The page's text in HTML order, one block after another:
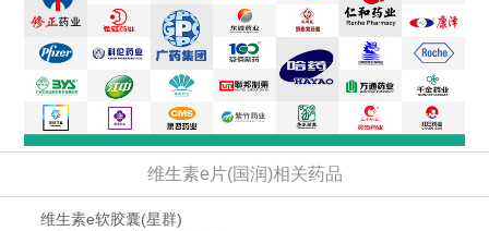
维生素e片(国润)相关药品
维生素e软胶囊(星群)